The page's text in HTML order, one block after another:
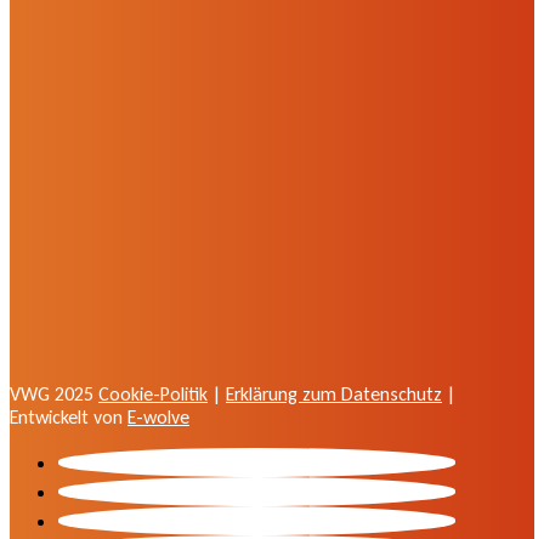
VWG 2025 Cookie-Politik | Erklärung zum Datenschutz |
Entwickelt von E-wolve